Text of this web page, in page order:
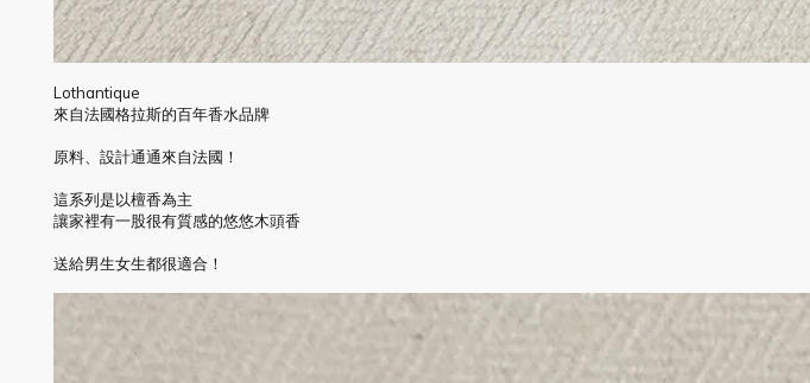
Lothantique
來自法國格拉斯的百年香水品牌
原料、設計通通來自法國！
這系列是以檀香為主
讓家裡有一股很有質感的悠悠木頭香
送給男生女生都很適合！